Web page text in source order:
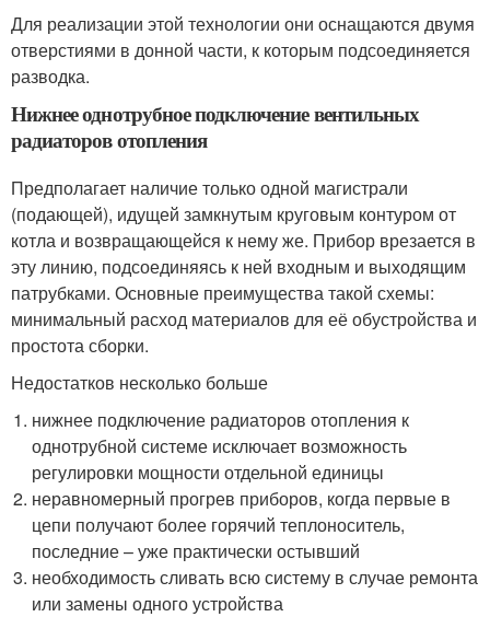
Для реализации этой технологии они оснащаются двумя
отверстиями в донной части, к которым подсоединяется
разводка.
Нижнее однотрубное подключение вентильных
радиаторов отопления
Предполагает наличие только одной магистрали
(подающей), идущей замкнутым круговым контуром от
котла и возвращающейся к нему же. Прибор врезается в
эту линию, подсоединяясь к ней входным и выходящим
патрубками. Основные преимущества такой схемы:
минимальный расход материалов для её обустройства и
простота сборки.
Недостатков несколько больше
нижнее подключение радиаторов отопления к
однотрубной системе исключает возможность
регулировки мощности отдельной единицы
неравномерный прогрев приборов, когда первые в
цепи получают более горячий теплоноситель,
последние – уже практически остывший
необходимость сливать всю систему в случае ремонта
или замены одного устройства